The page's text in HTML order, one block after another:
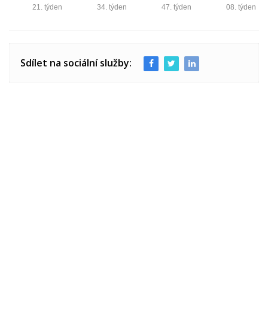
08. týden
47. týden
34. týden
21. týden
Sdílet na sociální služby: